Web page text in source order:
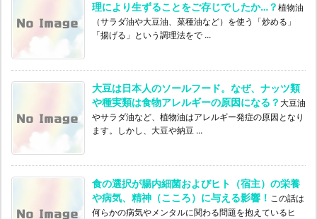
理により生ずることをご存じでしたか…？ 植物油
（サラダ油や大豆油、菜種油など）を使う「炒める」
「揚げる」という調理法をで ...
大豆は日本人のソールフード。なぜ、ナッツ類
や種実類は食物アレルギーの原因になる？ 大豆油
やサラダ油など、植物油はアレルギー発症の原因となり
ます。しかし、大豆や納豆 ...
食の選択が腸内細菌およびヒト（宿主）の栄養
や病気、精神（こころ）に与える影響！ この話は
何らかの病気やメンタルに関わる問題を抱えているヒ